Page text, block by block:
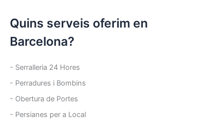
Quins serveis oferim en
Barcelona?
- Serralleria 24 Hores
- Perradures i Bombins
- Obertura de Portes
- Persianes per a Local